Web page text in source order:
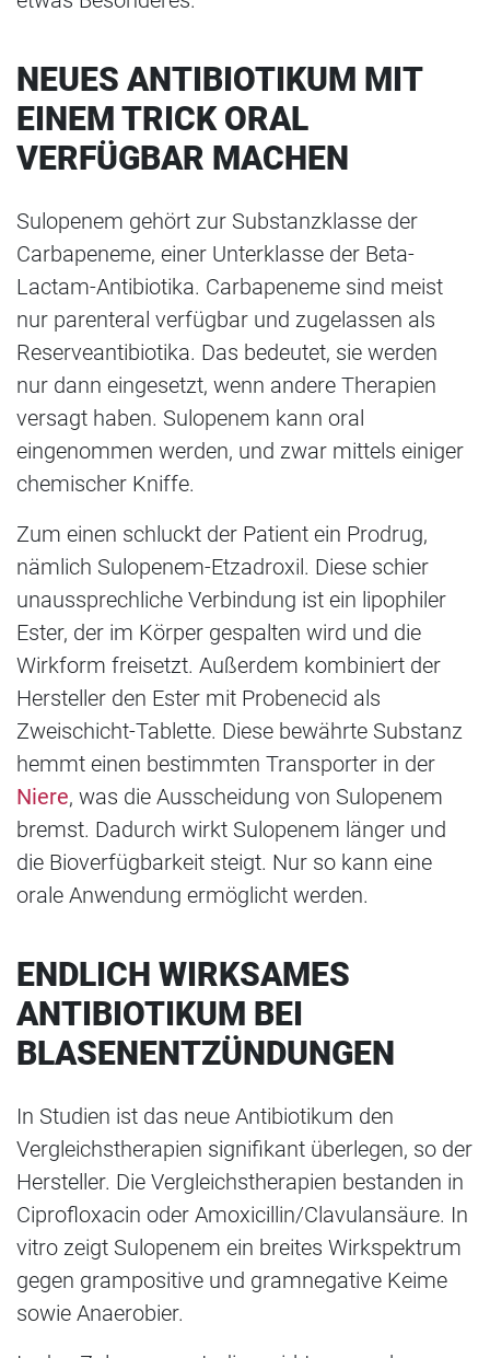
NEUES ANTIBIOTIKUM MIT
EINEM TRICK ORAL
VERFÜGBAR MACHEN
Sulopenem gehört zur Substanzklasse der
Carbapeneme, einer Unterklasse der Beta-
Lactam-Antibiotika. Carbapeneme sind meist
nur parenteral verfügbar und zugelassen als
Reserveantibiotika. Das bedeutet, sie werden
nur dann eingesetzt, wenn andere Therapien
versagt haben. Sulopenem kann oral
eingenommen werden, und zwar mittels einiger
chemischer Kniffe.
Zum einen schluckt der Patient ein Prodrug,
nämlich Sulopenem-Etzadroxil. Diese schier
unaussprechliche Verbindung ist ein lipophiler
Ester, der im Körper gespalten wird und die
Wirkform freisetzt. Außerdem kombiniert der
Hersteller den Ester mit Probenecid als
Zweischicht-Tablette. Diese bewährte Substanz
hemmt einen bestimmten Transporter in der
Niere, was die Ausscheidung von Sulopenem
bremst. Dadurch wirkt Sulopenem länger und
die Bioverfügbarkeit steigt. Nur so kann eine
orale Anwendung ermöglicht werden.
ENDLICH WIRKSAMES
ANTIBIOTIKUM BEI
BLASENENTZÜNDUNGEN
In Studien ist das neue Antibiotikum den
Vergleichstherapien signifikant überlegen, so der
Hersteller. Die Vergleichstherapien bestanden in
Ciprofloxacin oder Amoxicillin/Clavulansäure. In
vitro zeigt Sulopenem ein breites Wirkspektrum
gegen grampositive und gramnegative Keime
sowie Anaerobier.